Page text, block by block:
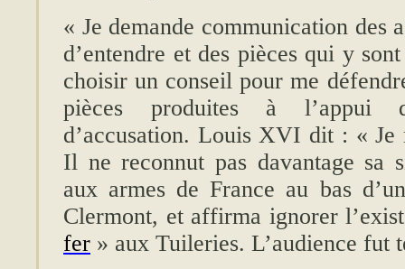
« Je demande communication des
d’entendre et des pièces qui y
choisir un conseil pour me
pièces produites à l’appui
d’accusation. Louis XVI dit : « Je
Il ne reconnut pas davantage sa
aux armes de France au bas
Clermont, et affirma ignorer
fer » aux Tuileries. L’audience fut